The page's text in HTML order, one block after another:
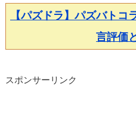
【パズドラ】パズバト
言評価
スポンサーリンク